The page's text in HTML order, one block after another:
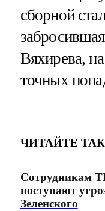
сборной
Вяхирева,
точных
ЧИТАЙТЕ
Сотрудникам
поступают
Зеленского